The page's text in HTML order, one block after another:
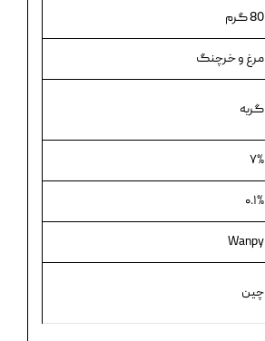
80 گرم
مرغ و خرچنگ
گربه
۷%
۰.۱%
Wanpy
چین